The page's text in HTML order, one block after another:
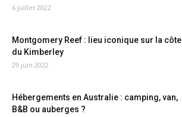
6 juillet 2022
Montgomery Reef : lieu iconique sur la côte
du Kimberley
29 juin 2022
Hébergements en Australie : camping, van,
B&B ou auberges ?